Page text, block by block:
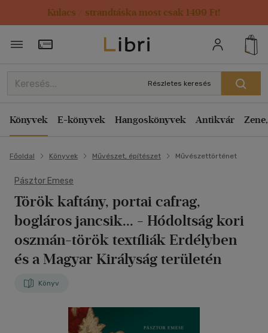
Kulacs / strandtáska most csak 1499 Ft!
Törzsvásárlói Kártya adatai
Részletes keresés
Könyvek E-könyvek Hangoskönyvek Antikvár
Főoldal Könyvek Művészet, építészet Művészettörténet
Pásztor Emese
Török kaftány, portai cafrag,
bogláros jancsik... - Hódoltság kori
oszmán-török textíliák Erdélyben
és a Magyar Királyság területén
Könyv